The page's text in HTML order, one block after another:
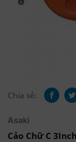
Chia sẻ:
Asaki
Cảo Chữ C